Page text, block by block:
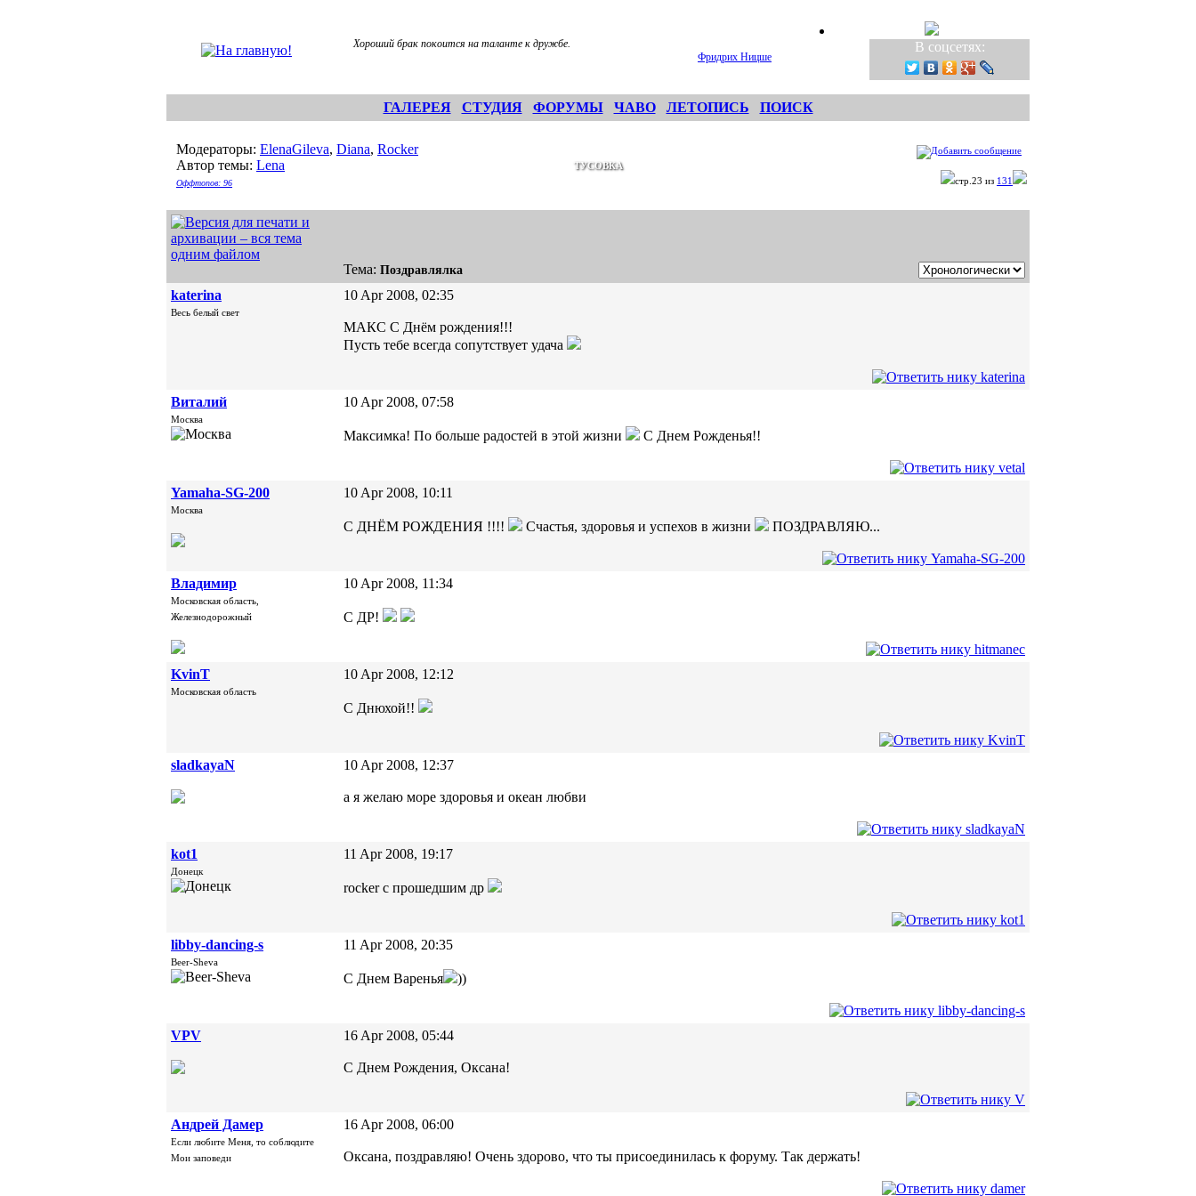
Хороший брак покоится на таланте к дружбе.
Фридрих Ницше
В соцсетях:
ГАЛЕРЕЯ СТУДИЯ ФОРУМЫ ЧАВО ЛЕТОПИСЬ ПОИСК
Модераторы: ElenaGileva, Diana, Rocker
Автор темы: Lena
Оффтопов: 96
ТУСОВКА
стр.23 из 131
Тема: Поздравлялка
katerina
Весь белый свет
10 Apr 2008, 02:35
МАКС С Днём рождения!!!
Пусть тебе всегда сопутствует удача
Виталий
Москва
10 Apr 2008, 07:58
Максимка! По больше радостей в этой жизни С Днем Рожденья!!
Yamaha-SG-200
Москва
10 Apr 2008, 10:11
С ДНЁМ РОЖДЕНИЯ !!!! Счастья, здоровья и успехов в жизни ПОЗДРАВЛЯЮ...
Владимир
Московская область,
Железнодорожный
10 Apr 2008, 11:34
С ДР!
KvinT
Московская область
10 Apr 2008, 12:12
С Днюхой!!
sladkayaN 10 Apr 2008, 12:37
а я желаю море здоровья и океан любви
kot1
Донецк
11 Apr 2008, 19:17
rocker с прошедшим др
libby-dancing-s
Beer-Sheva
11 Apr 2008, 20:35
С Днем Варенья ))
VPV 16 Apr 2008, 05:44
C Днем Рождения, Оксана!
Андрей Дамер
Если любите Меня, то соблюдите
Мои заповеди
16 Apr 2008, 06:00
Оксана, поздравляю! Очень здорово, что ты присоединилась к форуму. Так держать!